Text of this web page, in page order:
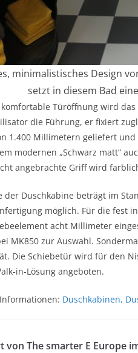
minimalistisches Design
setzt in diesem Bad
komfortable Türöffnung wird
die Führung, er fixiert
1.400 Millimetern geliefert
modernen „Schwarz matt“
angebrachte Griff wird
der Duschkabine beträgt im
möglich. Für die fest
acht Millimeter
MK850 zur Auswahl.
Die Schiebetür wird für den
in-Lösung angeboten.
Duschkabinen,
von The smarter E Europe